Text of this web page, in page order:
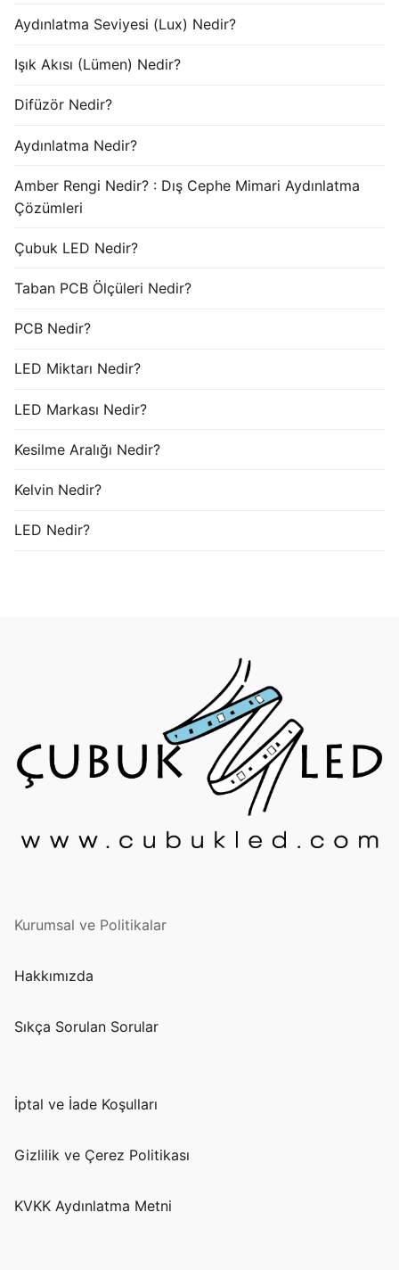
Aydınlatma Seviyesi (Lux) Nedir?
Işık Akısı (Lümen) Nedir?
Difüzör Nedir?
Aydınlatma Nedir?
Amber Rengi Nedir? : Dış Cephe Mimari Aydınlatma
Çözümleri
Çubuk LED Nedir?
Taban PCB Ölçüleri Nedir?
PCB Nedir?
LED Miktarı Nedir?
LED Markası Nedir?
Kesilme Aralığı Nedir?
Kelvin Nedir?
LED Nedir?
Kurumsal ve Politikalar
Hakkımızda
Sıkça Sorulan Sorular
İptal ve İade Koşulları
Gizlilik ve Çerez Politikası
KVKK Aydınlatma Metni